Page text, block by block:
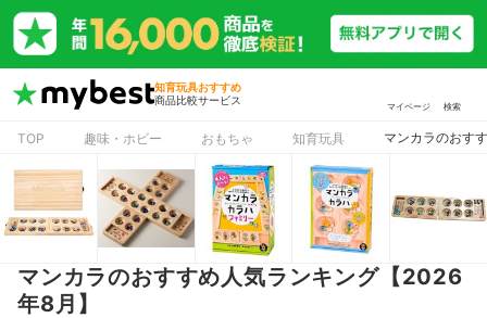
知育玩具おすすめ
商品比較サービス
マイページ 検索
TOP 趣味・ホビー おもちゃ 知育玩具 マンカラのおす
マンカラのおすすめ人気ランキング【2026
年8月】